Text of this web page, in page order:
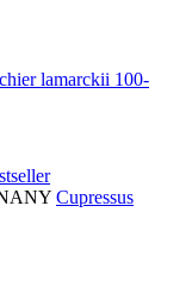
lamarckii 100-
Cupressus